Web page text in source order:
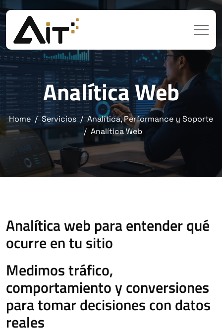
Analítica Web
Home Servicios
Analítica, Performance y Soporte
Analítica Web
Analítica web para entender qué
ocurre en tu sitio
Medimos tráfico,
comportamiento y conversiones
para tomar decisiones con datos
reales